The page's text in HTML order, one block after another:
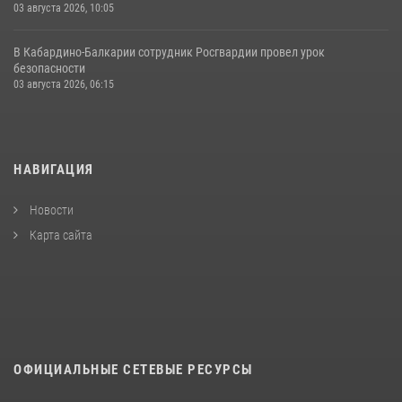
03 августа 2026, 10:05
В Кабардино‑Балкарии сотрудник Росгвардии провел урок
безопасности
03 августа 2026, 06:15
НАВИГАЦИЯ
Новости
Карта сайта
ОФИЦИАЛЬНЫЕ СЕТЕВЫЕ РЕСУРСЫ